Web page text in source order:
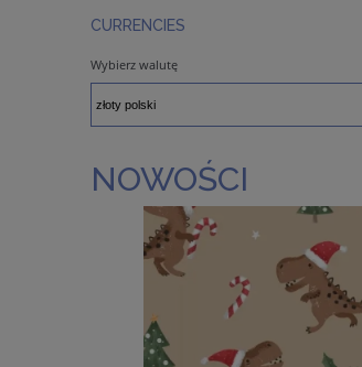
CURRENCIES
Wybierz walutę
NOWOŚCI